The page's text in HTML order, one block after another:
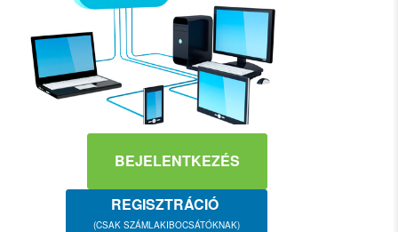
BEJELENTKEZÉS
REGISZTRÁCIÓ
(CSAK SZÁMLAKIBOCSÁTÓKNAK)